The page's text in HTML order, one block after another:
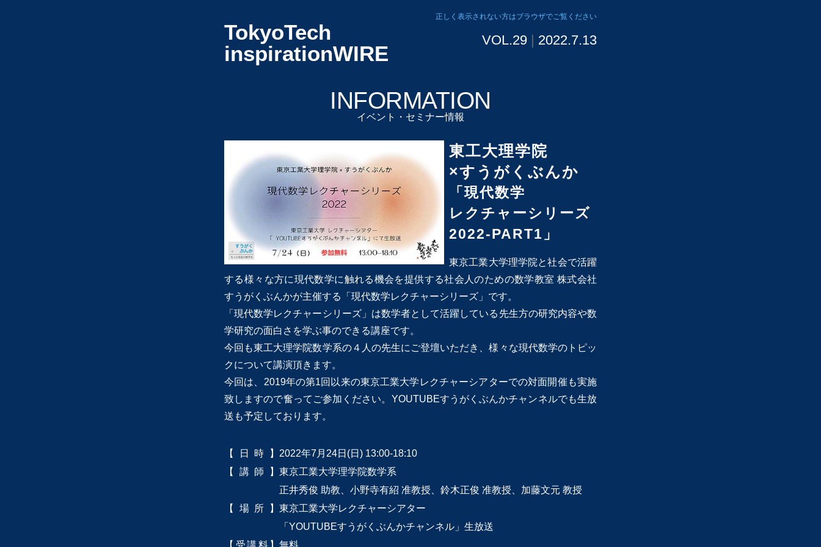
正しく表示されない方はブラウザでご覧ください
TokyoTech
inspirationWIRE
VOL.29 | 2022.7.13
INFORMATION
イベント・セミナー情報
東工大理学院
×すうがくぶんか
「現代数学
レクチャーシリーズ
2022-PART1」
東京工業大学理学院と社会で活躍
する様々な方に現代数学に触れる機会を提供する社会人のための数学教室 株式会社
すうがくぶんかが主催する「現代数学レクチャーシリーズ」です。
「現代数学レクチャーシリーズ」は数学者として活躍している先生方の研究内容や数
学研究の面白さを学ぶ事のできる講座です。
今回も東工大理学院数学系の４人の先生にご登壇いただき、様々な現代数学のトピッ
クについて講演頂きます。
今回は、2019年の第1回以来の東京工業大学レクチャーシアターでの対面開催も実施
致しますので奮ってご参加ください。YOUTUBEすうがくぶんかチャンネルでも生放
送も予定しております。
【日時】 2022年7月24日(日) 13:00-18:10
【講師】 東京工業大学理学院数学系
正井秀俊 助教、小野寺有紹 准教授、鈴木正俊 准教授、加藤文元 教授
【場所】 東京工業大学レクチャーシアター
「YOUTUBEすうがくぶんかチャンネル」生放送
【受講料】 無料